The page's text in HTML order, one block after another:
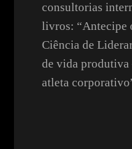
consultorias
livros: “Antecipe
Ciência de
de vida produtiva
atleta